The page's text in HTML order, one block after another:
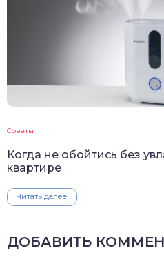
Советы
Когда не обойтись без
квартире
Читать далее
ДОБАВИТЬ